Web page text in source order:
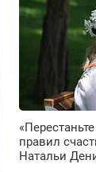
правил
Натальи